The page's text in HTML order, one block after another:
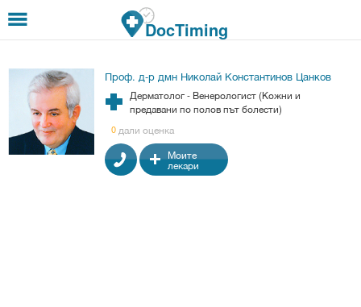
Премини към основното съдържание
DocTiming
Проф. д-р дмн Николай Константинов Цанков
Дерматолог - Венерологист (Кожни и
предавани по полов път болести)
0 дали оценка
Моите
лекари